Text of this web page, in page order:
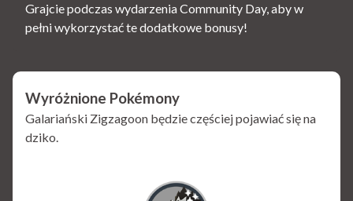
Grajcie podczas wydarzenia Community Day, aby w
pełni wykorzystać te dodatkowe bonusy!
Wyróżnione Pokémony
Galariański Zigzagoon będzie częściej pojawiać się na
dziko.